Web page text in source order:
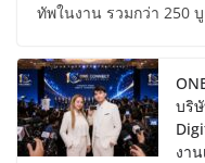
ทัพในงาน รวมกว่า 250
บริ
งา